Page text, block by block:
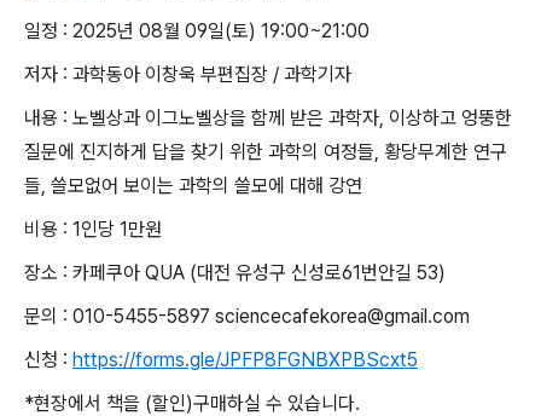
일정 : 2025년 08월 09일(토) 19:00~21:00
저자 : 과학동아 이창욱 부편집장 / 과학기자
내용 : 노벨상과 이그노벨상을 함께 받은 과학자, 이상하고 엉뚱한
질문에 진지하게 답을 찾기 위한 과학의 여정들, 황당무계한 연구
들, 쓸모없어 보이는 과학의 쓸모에 대해 강연
비용 : 1인당 1만원
장소 : 카페쿠아 QUA (대전 유성구 신성로61번안길 53)
문의 : 010-5455-5897 sciencecafekorea@gmail.com
신청 : https://forms.gle/JPFP8FGNBXPBScxt5
*현장에서 책을 (할인)구매하실 수 있습니다.